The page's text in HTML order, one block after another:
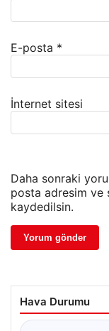
E-posta *
İnternet sitesi
Daha sonraki
posta adresim ve
kaydedilsin.
Hava Durumu